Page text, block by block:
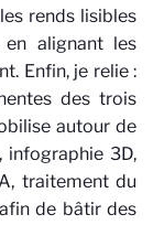
rends lisibles
alignant les
Enfin, je relie :
des trois
autour de
infographie 3D,
traitement du
de bâtir des